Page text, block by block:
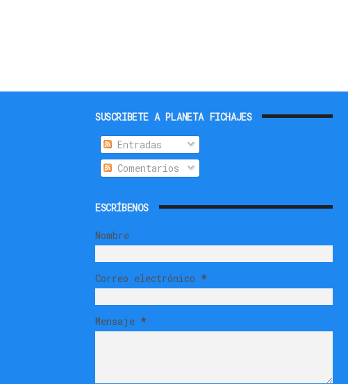
SUSCRIBETE A PLANETA FICHAJES
Entradas
Comentarios
ESCRÍBENOS
Nombre
Correo electrónico *
Mensaje *